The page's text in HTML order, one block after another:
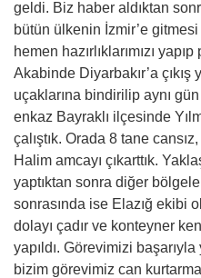
geldi. Biz haber aldıktan
bütün ülkenin İzmir’e
hemen hazırlıklarımızı
Akabinde Diyarbakır’a çıkış
uçaklarına bindirilip aynı
enkaz Bayraklı ilçesinde
çalıştık. Orada 8 tane
Halim amcayı çıkarttık.
yaptıktan sonra diğer
sonrasında ise Elazığ ekibi
dolayı çadır ve konteyner
yapıldı. Görevimizi başarıyla
bizim görevimiz can